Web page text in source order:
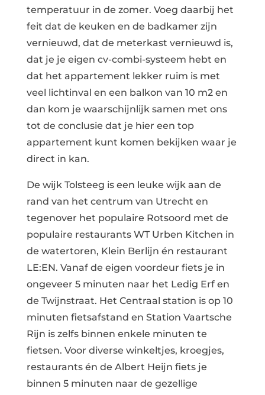
temperatuur in de zomer. Voeg daarbij het
feit dat de keuken en de badkamer zijn
vernieuwd, dat de meterkast vernieuwd is,
dat je je eigen cv-combi-systeem hebt en
dat het appartement lekker ruim is met
veel lichtinval en een balkon van 10 m2 en
dan kom je waarschijnlijk samen met ons
tot de conclusie dat je hier een top
appartement kunt komen bekijken waar je
direct in kan.
De wijk Tolsteeg is een leuke wijk aan de
rand van het centrum van Utrecht en
tegenover het populaire Rotsoord met de
populaire restaurants WT Urben Kitchen in
de watertoren, Klein Berlijn én restaurant
LE:EN. Vanaf de eigen voordeur fiets je in
ongeveer 5 minuten naar het Ledig Erf en
de Twijnstraat. Het Centraal station is op 10
minuten fietsafstand en Station Vaartsche
Rijn is zelfs binnen enkele minuten te
fietsen. Voor diverse winkeltjes, kroegjes,
restaurants én de Albert Heijn fiets je
binnen 5 minuten naar de gezellige